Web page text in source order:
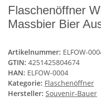
Flaschenöffner
Massbier Bier
Artikelnummer: ELFOW-
GTIN: 4251425804674
HAN: ELFOW-0004
Kategorie: Flaschenöffner
Hersteller: Souvenir-Bauer